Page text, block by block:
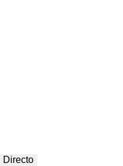
Directo